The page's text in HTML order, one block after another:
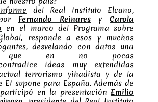
del Real Instituto Elcano,
Fernando Reinares y
Carola
en el marco del Programa sobre
, responde a esos y muchos
desvelando con datos una
que en no pocas
ideas muy extendidas
terrorismo yihadista y de la
EI supone para España.​ Además de
en la presentación Emilio